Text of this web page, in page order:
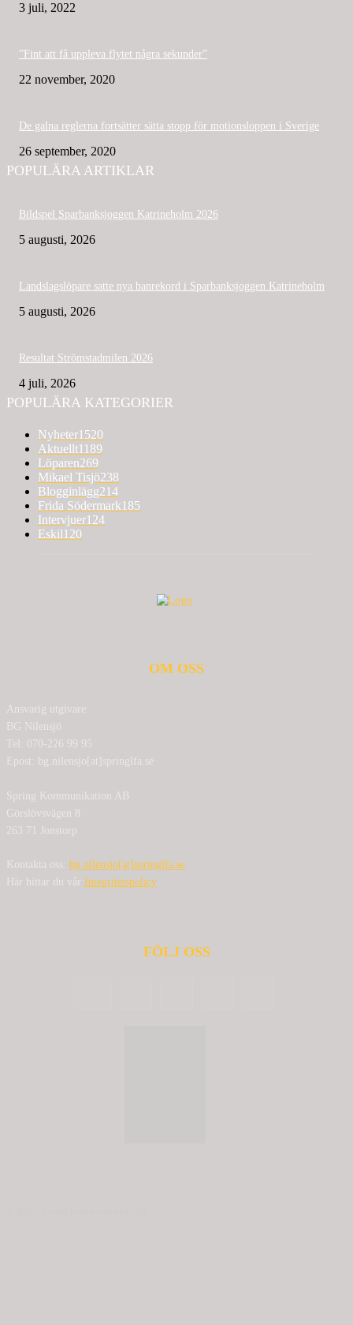
3 juli, 2022
”Fint att få uppleva flytet några sekunder”
22 november, 2020
De galna reglerna fortsätter sätta stopp för motionsloppen i Sverige
26 september, 2020
POPULÄRA ARTIKLAR
Bildspel Sparbanksjoggen Katrineholm 2026
5 augusti, 2026
Landslagslöpare satte nya banrekord i Sparbanksjoggen Katrineholm
5 augusti, 2026
Resultat Strömstadmilen 2026
4 juli, 2026
POPULÄRA KATEGORIER
Nyheter1520
Aktuellt1189
Löparen269
Mikael Tisjö238
Blogginlägg214
Frida Södermark185
Intervjuer124
Eskil120
OM OSS
Ansvarig utgivare:
BG Nilensjö
Tel: 070-226 99 95
Epost: bg.nilensjo[at]springlfa.se
Spring Kommunikation AB
Görslövsvägen 8
263 71 Jonstorp
Kontakta oss: bg.nilensjo[at]springlfa.se
Här hittar du vår Integritetspolicy
FÖLJ OSS